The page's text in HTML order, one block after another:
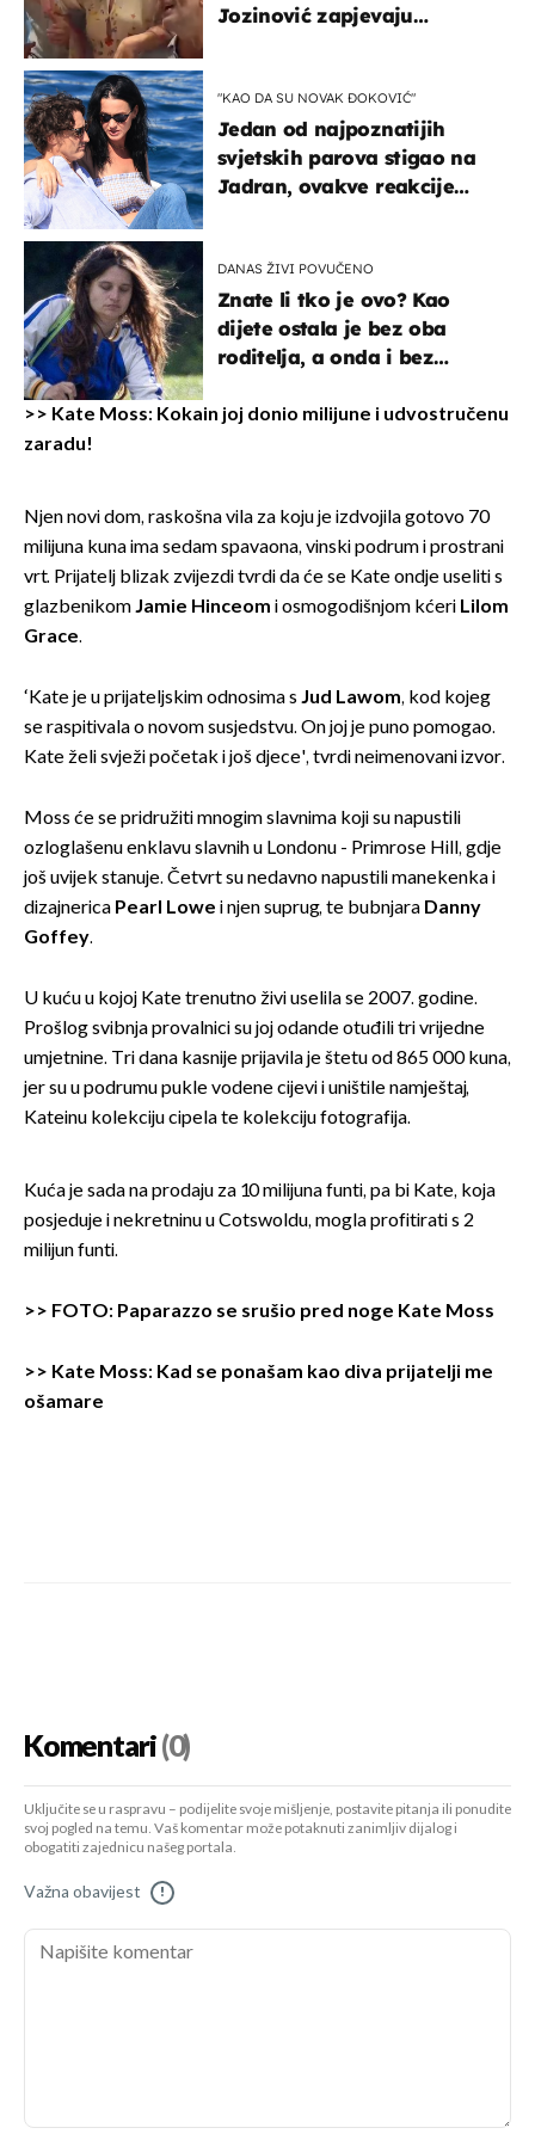
Jozinović zapjevaju
"KAO DA SU NOVAK ĐOKOVIĆ"
Jedan od najpoznatijih
svjetskih parova stigao na
Jadran, ovakve reakcije
DANAS ŽIVI POVUČENO
Znate li tko je ovo? Kao
dijete ostala je bez oba
roditelja, a onda i bez
naslijediti
>> Kate Moss: Kokain joj donio milijune i udvostručenu
zaradu!
Njen novi dom, raskošna vila za koju je izdvojila gotovo 70
milijuna kuna ima sedam spavaona, vinski podrum i prostrani
vrt. Prijatelj blizak zvijezdi tvrdi da će se Kate ondje useliti s
glazbenikomJamie Hinceom i osmogodišnjom kćeri Lilom
Grace.
‘Kate je u prijateljskim odnosima s Jud Lawom, kod kojeg
se raspitivala o novom susjedstvu. On joj je puno pomogao.
Kate želi svježi početak i još djece', tvrdi neimenovani izvor.
Moss će se pridružiti mnogim slavnima koji su napustili
ozloglašenu enklavu slavnih u Londonu - Primrose Hill, gdje
još uvijek stanuje. Četvrt su nedavno napustili manekenka i
dizajnerica Pearl Lowe i njen suprug, te bubnjara Danny
Goffey.
U kuću u kojoj Kate trenutno živi uselila se 2007. godine.
Prošlog svibnja provalnici su joj odande otuđili tri vrijedne
umjetnine. Tri dana kasnije prijavila je štetu od 865 000 kuna,
jer su u podrumu pukle vodene cijevi i uništile namještaj,
Kateinu kolekciju cipela te kolekciju fotografija.
Kuća je sada na prodaju za 10 milijuna funti, pa bi Kate, koja
posjeduje i nekretninu u Cotswoldu, mogla profitirati s 2
milijun funti.
>> FOTO: Paparazzo se srušio pred noge Kate Moss
>> Kate Moss: Kad se ponašam kao diva prijatelji me
ošamare
Komentari(0)
Uključite se u raspravu – podijelite svoje mišljenje, postavite pitanja ili ponudite
svoj pogled na temu. Vaš komentar može potaknuti zanimljiv dijalog i
obogatiti zajednicu našeg portala.
Važna obavijest !